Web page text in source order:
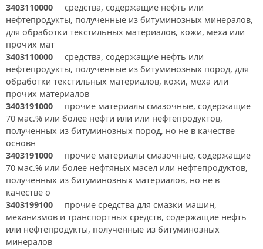
3403110000 средства, содержащие нефть или
нефтепродукты, полученные из битуминозных минералов,
для обработки текстильных материалов, кожи, меха или
прочих мат
3403110000 средства, содержащие нефть или
нефтепродукты, полученные из битуминозных пород, для
обработки текстильных материалов, кожи, меха или
прочих материалов
3403191000 прочие материалы смазочные, содержащие
70 мас.% или более нефти или или нефтепродуктов,
полученных из битуминозных пород, но не в качестве
основн
3403191000 прочие материалы смазочные, содержащие
70 мас.% или более нефтяных масел или нефтепродуктов,
полученных из битуминозных материалов, но не в
качестве о
3403199100 прочие средства для смазки машин,
механизмов и транспортных средств, содержащие нефть
или нефтепродукты, полученные из битуминозных
минералов